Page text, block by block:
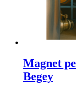
Magnet
Begey